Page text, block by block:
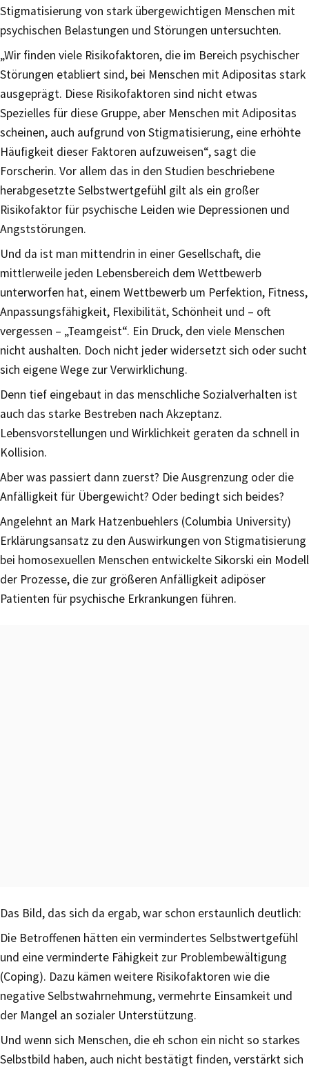
Stigmatisierung von stark übergewichtigen Menschen mit
psychischen Belastungen und Störungen untersuchten.
„Wir finden viele Risikofaktoren, die im Bereich psychischer
Störungen etabliert sind, bei Menschen mit Adipositas stark
ausgeprägt. Diese Risikofaktoren sind nicht etwas
Spezielles für diese Gruppe, aber Menschen mit Adipositas
scheinen, auch aufgrund von Stigmatisierung, eine erhöhte
Häufigkeit dieser Faktoren aufzuweisen“, sagt die
Forscherin. Vor allem das in den Studien beschriebene
herabgesetzte Selbstwertgefühl gilt als ein großer
Risikofaktor für psychische Leiden wie Depressionen und
Angststörungen.
Und da ist man mittendrin in einer Gesellschaft, die
mittlerweile jeden Lebensbereich dem Wettbewerb
unterworfen hat, einem Wettbewerb um Perfektion, Fitness,
Anpassungsfähigkeit, Flexibilität, Schönheit und – oft
vergessen – „Teamgeist“. Ein Druck, den viele Menschen
nicht aushalten. Doch nicht jeder widersetzt sich oder sucht
sich eigene Wege zur Verwirklichung.
Denn tief eingebaut in das menschliche Sozialverhalten ist
auch das starke Bestreben nach Akzeptanz.
Lebensvorstellungen und Wirklichkeit geraten da schnell in
Kollision.
Aber was passiert dann zuerst? Die Ausgrenzung oder die
Anfälligkeit für Übergewicht? Oder bedingt sich beides?
Angelehnt an Mark Hatzenbuehlers (Columbia University)
Erklärungsansatz zu den Auswirkungen von Stigmatisierung
bei homosexuellen Menschen entwickelte Sikorski ein Modell
der Prozesse, die zur größeren Anfälligkeit adipöser
Patienten für psychische Erkrankungen führen.
Das Bild, das sich da ergab, war schon erstaunlich deutlich:
Die Betroffenen hätten ein vermindertes Selbstwertgefühl
und eine verminderte Fähigkeit zur Problembewältigung
(Coping). Dazu kämen weitere Risikofaktoren wie die
negative Selbstwahrnehmung, vermehrte Einsamkeit und
der Mangel an sozialer Unterstützung.
Und wenn sich Menschen, die eh schon ein nicht so starkes
Selbstbild haben, auch nicht bestätigt finden, verstärkt sich